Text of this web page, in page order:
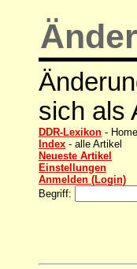
sich als
DDR-Lexikon - Home
Index - alle Artikel
Neueste Artikel
Einstellungen
Anmelden (Login)
Begriff: